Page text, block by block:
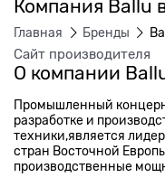
Компания Ballu
Главная Бренды
Сайт производителя
О компании
Промышленный
разработке и
техники,является
стран Восточной
производственные